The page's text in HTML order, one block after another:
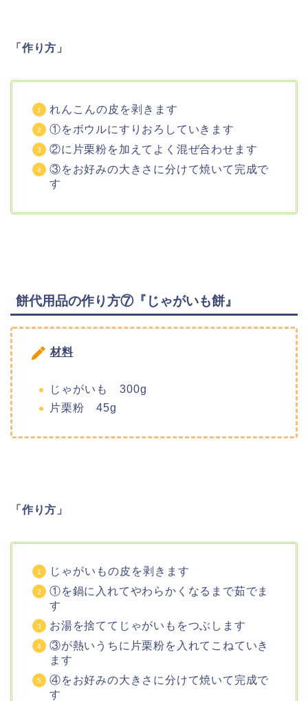
「作り方」
れんこんの皮を剥きます
①をボウルにすりおろしていきます
②に片栗粉を加えてよく混ぜ合わせます
③をお好みの大きさに分けて焼いて完成で
す
餅代用品の作り方⑦『じゃがいも餅』
材料
じゃがいも 300g
片栗粉 45g
「作り方」
じゃがいもの皮を剥きます
①を鍋に入れてやわらかくなるまで茹でま
す
お湯を捨ててじゃがいもをつぶします
③が熱いうちに片栗粉を入れてこねていき
ます
④をお好みの大きさに分けて焼いて完成で
す